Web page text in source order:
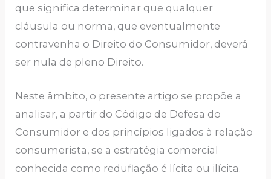
que significa determinar que qualquer
cláusula ou norma, que eventualmente
contravenha o Direito do Consumidor, deverá
ser nula de pleno Direito.
Neste âmbito, o presente artigo se propõe a
analisar, a partir do Código de Defesa do
Consumidor e dos princípios ligados à relação
consumerista, se a estratégia comercial
conhecida como reduflação é lícita ou ilícita.